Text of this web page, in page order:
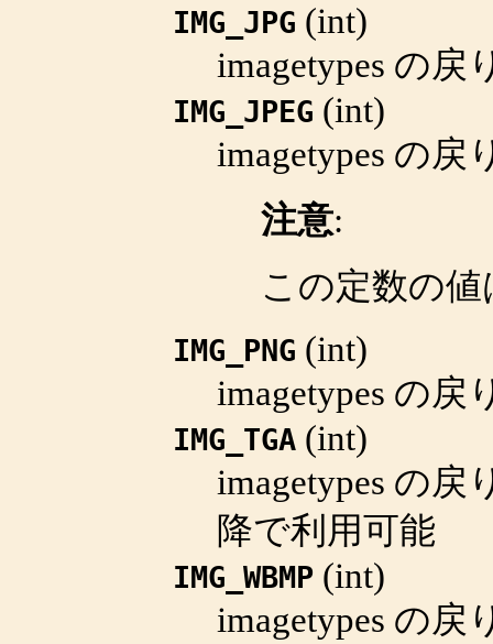
IMG_JPG (int)
imagetypes の戻
IMG_JPEG (int)
imagetypes の戻
注意:
この定数の
IMG_PNG (int)
imagetypes の戻
IMG_TGA (int)
imagetypes の戻
降で利用可能
IMG_WBMP (int)
imagetypes の戻